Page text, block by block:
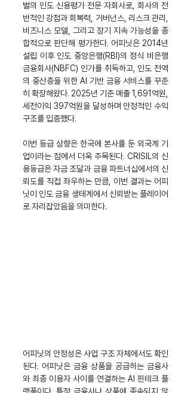
벌의 인도 신용평가 전문 자회사로, 회사의 전
반적인 강점과 회복력, 거버넌스, 리스크 관리,
비즈니스 모델, 그리고 장기 지속 가능성을 종
합적으로 판단해 평가한다. 어피닛은 2014년
설립 이후 인도 중앙은행(RBI)의 정식 비은행
금융회사(NBFC) 인가를 취득하고, 인도 전역
의 중산층을 위한 AI 기반 금융 서비스를 꾸준
히 확장해왔다. 2025년 기준 매출 1,691억원,
세전이익 397억원을 달성하며 안정적인 수익
구조를 입증했다.
이번 등급 상향은 한국에 본사를 둔 외국계 기
업이라는 점에서 더욱 주목된다. CRISIL의 신
용등급은 자금 조달과 금융 파트너십에서의 신
뢰도를 직접 좌우하는 만큼, 이번 결과는 어피
닛이 인도 금융 생태계에서 신뢰받는 플레이어
로 자리잡았음을 의미한다.
어피닛의 안정성은 사업 구조 자체에서도 확인
된다. 어피닛은 금융 상품을 공급하는 금융사
와 최종 이용자 사이를 연결하는 AI 핀테크 플